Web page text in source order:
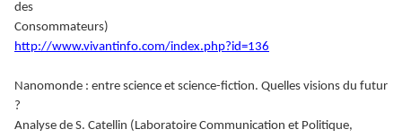
des
Consommateurs)
http://www.vivantinfo.com/index.php?id=136
Nanomonde : entre science et science-fiction. Quelles visions du futur
?
Analyse de S. Catellin (Laboratoire Communication et Politique,